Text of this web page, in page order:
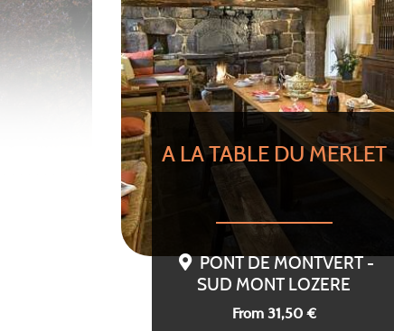
A LA TABLE DU MERLET
PONT DE MONTVERT -
SUD MONT LOZERE
From 31,50 €